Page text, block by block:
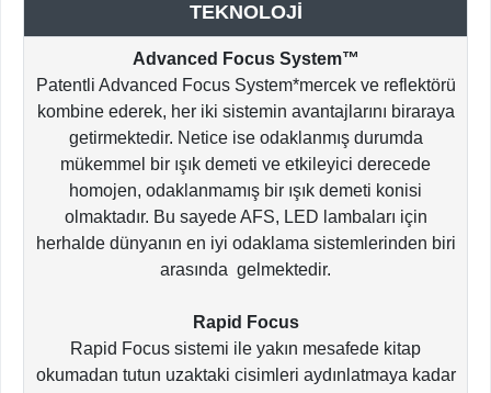
TEKNOLOJİ
Advanced Focus System™
Patentli Advanced Focus System*mercek ve reflektörü
kombine ederek, her iki sistemin avantajlarını biraraya
getirmektedir. Netice ise odaklanmış durumda
mükemmel bir ışık demeti ve etkileyici derecede
homojen, odaklanmamış bir ışık demeti konisi
olmaktadır. Bu sayede AFS, LED lambaları için
herhalde dünyanın en iyi odaklama sistemlerinden biri
arasında gelmektedir.
Rapid Focus
Rapid Focus sistemi ile yakın mesafede kitap
okumadan tutun uzaktaki cisimleri aydınlatmaya kadar